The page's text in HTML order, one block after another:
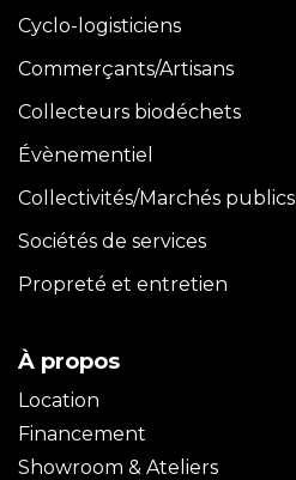
Cyclo-logisticiens
Commerçants/Artisans
Collecteurs biodéchets
Évènementiel
Collectivités/Marchés publics
Sociétés de services
Propreté et entretien
À propos
Location
Financement
Showroom & Ateliers